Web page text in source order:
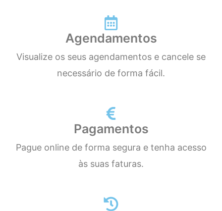
Agendamentos
Visualize os seus agendamentos e cancele se
necessário de forma fácil.
Pagamentos
Pague online de forma segura e tenha acesso
às suas faturas.